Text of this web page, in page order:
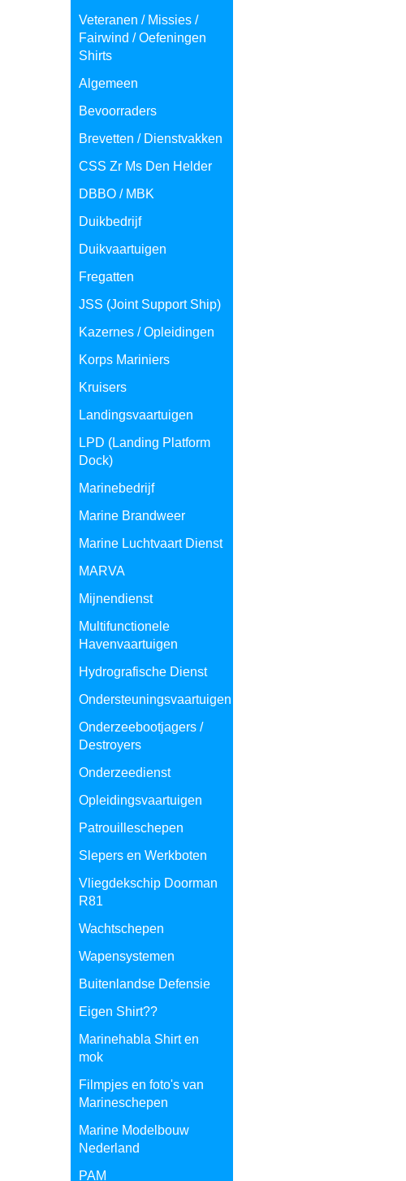
Veteranen / Missies /
Fairwind / Oefeningen
Shirts
Algemeen
Bevoorraders
Brevetten / Dienstvakken
CSS Zr Ms Den Helder
DBBO / MBK
Duikbedrijf
Duikvaartuigen
Fregatten
JSS (Joint Support Ship)
Kazernes / Opleidingen
Korps Mariniers
Kruisers
Landingsvaartuigen
LPD (Landing Platform
Dock)
Marinebedrijf
Marine Brandweer
Marine Luchtvaart Dienst
MARVA
Mijnendienst
Multifunctionele
Havenvaartuigen
Hydrografische Dienst
Ondersteuningsvaartuigen
Onderzeebootjagers /
Destroyers
Onderzeedienst
Opleidingsvaartuigen
Patrouilleschepen
Slepers en Werkboten
Vliegdekschip Doorman
R81
Wachtschepen
Wapensystemen
Buitenlandse Defensie
Eigen Shirt??
Marinehabla Shirt en
mok
Filmpjes en foto's van
Marineschepen
Marine Modelbouw
Nederland
PAM